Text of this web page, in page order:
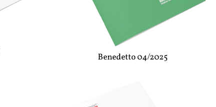
Benedetto 04/2025